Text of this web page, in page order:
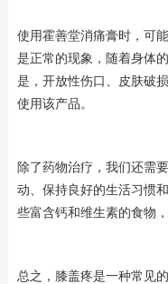
使用霍善堂消痛膏时，可
是正常的现象，随着身体
是，开放性伤口、皮肤破
使用该产品。
除了药物治疗，我们还需
动、保持良好的生活习惯
些富含钙和维生素的食物
总之，膝盖疼是一种常见